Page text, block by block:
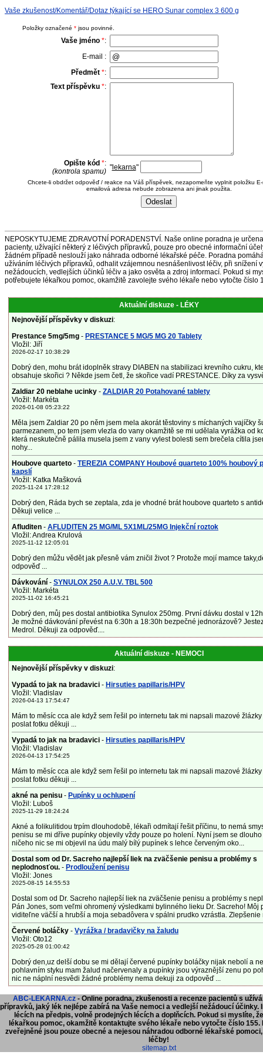
Vaše zkušenost/Komentář/Dotaz týkající se HERO Sunar complex 3 600 g
Položky označené *jsou povinné.
Vaše jméno *:
E-mail :
Předmět *:
Text příspěvku *:
Opište kód *:
(kontrola spamu) "lekarna"
Chcete-li obdržet odpověď / reakce na Váš příspěvek, nezapomeňte vyplnit položku E-
emailová adresa nebude zobrazena ani jinak použita.
NEPOSKYTUJEME ZDRAVOTNÍ PORADENSTVÍ. Naše online poradna je
pacienty, užívající některý z léčivých přípravků, pouze pro obecné informační
žádném případě neslouží jako náhrada odborné lékařské péče. Poradna
užíváním léčivých přípravků, odhalit vzájemnou nesnášenlivost léčiv, při snížení
nežádoucích, vedlejších účinků léčiv a jako osvěta a zdroj informací. Pokud si
potřebujete lékařkou pomoc, okamžitě zavolejte svého lékaře nebo vytočte číslo
Aktuální diskuze - LÉKY
Nejnovější příspěvky v diskuzi:
Prestance 5mg/5mg - PRESTANCE 5 MG/5 MG 20 Tablety
Vložil: Jiří
2026-02-17 10:38:29
Dobrý den, mohu brát idoplněk stravy DIABEN na stabilizaci krevního cukru,
obsahuje skořici ? Někde jsem četl, že skořice vadí PRESTANCE. Díky za
Zaldiar 20 neblahe ucinky - ZALDIAR 20 Potahované tablety
Vložil: Markéta
2026-01-08 05:23:22
Měla jsem Zaldiar 20 po něm jsem mela akorát těstoviny s míchaných vajíčky
parmezanem, po tem jsem vlezla do vany okamžitě se mi udělala vyrážka od
která neskutečně pálila musela jsem z vany vylest bolesti sem brečela cítila
nohy...
Houbove quarteto - TEREZIA COMPANY Houbové quarteto 100% houbový
kapslí
Vložil: Katka Mašková
2025-11-24 17:28:12
Dobrý den, Ráda bych se zeptala, zda je vhodné brát houbove quarteto s
Děkuji velice ...
Afluditen - AFLUDITEN 25 MG/ML 5X1ML/25MG Injekční roztok
Vložil: Andrea Krulová
2025-11-12 12:05:01
Dobrý den můžu vědět jak přesně vám zničil život ? Protože mojí mamce
odpověď ...
Dávkování - SYNULOX 250 A.U.V. TBL 500
Vložil: Markéta
2025-11-02 16:45:21
Dobrý den, můj pes dostal antibiotika Synulox 250mg. První dávku dostal v
Je možné dávkování převést na 6:30h a 18:30h bezpečné jednorázově?
Medrol. Děkuji za odpověď....
Aktuální diskuze - NEMOCI
Nejnovější příspěvky v diskuzi:
Vypadá to jak na bradavici - Hirsuties papillaris/HPV
Vložil: Vladislav
2026-04-13 17:54:47
Mám to měsíc cca ale když sem řešil po internetu tak mi napsali mazové
poslat fotku děkuji ...
Vypadá to jak na bradavici - Hirsuties papillaris/HPV
Vložil: Vladislav
2026-04-13 17:54:25
Mám to měsíc cca ale když sem řešil po internetu tak mi napsali mazové
poslat fotku děkuji ...
akné na penisu - Pupínky u ochlupení
Vložil: Luboš
2025-11-29 18:24:24
Akné a folikulitidou trpím dlouhodobě, lékaři odmítají řešit příčinu, to nemá
penisu se mi dříve pupínky objevily vždy pouze po holení. Nyní jsem se
ničeho nic se mi objevil na údu malý bílý pupínek s lehce červeným oko...
Dostal som od Dr. Sacreho najlepší liek na zväčšenie penisu a problémy s
neplodnosťou. - Prodloužení penisu
Vložil: Jones
2025-08-15 14:55:53
Dostal som od Dr. Sacreho najlepší liek na zväčšenie penisu a problémy s
Pán Jones, som veľmi ohromený výsledkami bylinného lieku Dr. Sacreho! Môj
viditeľne väčší a hrubší a moja sebadôvera v spálni prudko vzrástla. Zlepšenie
Červené boláčky - Vyrážka / bradavičky na žaludu
Vložil: Oto12
2025-05-28 01:00:42
Dobrý den,uz delší dobu se mi dělají červené pupínky boláčky nijak nebolí a
pohlavním styku mam žalud načervenaly a pupínky jsou výraznější zenu po
nic ne náplní nesvědi žádné problémy nema dekuji za odpověď ...
ABC-LEKARNA.cz - Online poradna, zkušenosti a recenze pacientů s
přípravků, jaký lék nejlépe zabírá na Vaše nemoci a vedlejší nežádoucí účinky.
lécích na předpis, volně prodejných lécích a doplňcích. Pokud si myslíte,
lékařkou pomoc, okamžitě kontaktujte svého lékaře nebo vytočte číslo 155.
zveřejněné jsou pouze obecné a nejesou náhradou odborné lékařské
léčby!
sitemap.txt